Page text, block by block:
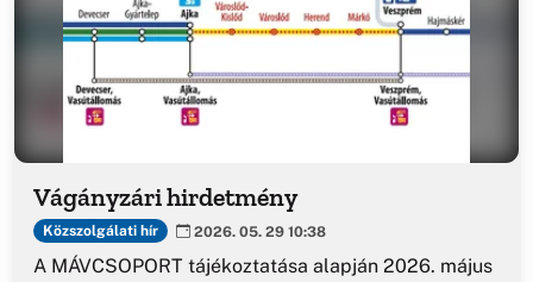
Vágányzári hirdetmény
Közszolgálati hír 2026. 05. 29 10:38
A MÁVCSOPORT tájékoztatása alapján 2026. május